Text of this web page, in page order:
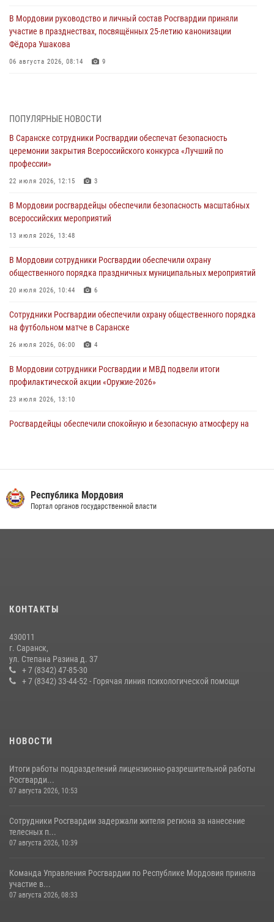
В Мордовии руководство и личный состав Росгвардии приняли
участие в празднествах, посвящённых 25-летию канонизации
Фёдора Ушакова
06 августа 2026, 08:14 9
06 августа 2026, 07:03
В Саранске по обращению жителей правоохранители отреагировали
незамедлительно
05 августа 2026, 15:04
подозреваемого в причинении телесных повреждений супруге
05 августа 2026, 12:34
проведения масштабного праздника в Темникове
05 августа 2026, 09:04 4
разрешительной работы передал очередную партию вооружения в
зону СВО
04 августа 2026, 11:13
ПОПУЛЯРНЫЕ НОВОСТИ
В Саранске сотрудники Росгвардии обеспечат безопасность
церемонии закрытия Всероссийского конкурса «Лучший по
профессии»
22 июля 2026, 12:15 3
В Мордовии росгвардейцы обеспечили безопасность масштабных
всероссийских мероприятий
13 июля 2026, 13:48
В Мордовии сотрудники Росгвардии обеспечили охрану
общественного порядка праздничных муниципальных мероприятий
20 июля 2026, 10:44 6
Сотрудники Росгвардии обеспечили охрану общественного порядка
на футбольном матче в Саранске
26 июля 2026, 06:00 4
В Мордовии сотрудники Росгвардии и МВД подвели итоги
профилактической акции «Оружие‑2026»
23 июля 2026, 13:10
Росгвардейцы обеспечили спокойную и безопасную атмосферу на
обеспечили безопасность на футбольных мероприятиях: от
регионального турнира до Суперкубка России
содействии сотрудников Росгвардии
Сотрудники Росгвардии обеспечили безопасность Всероссийского
конкурса профмастерства в Саранске
23 июля 2026, 11:54 4
Республика Мордовия
Портал органов государственной власти
КОНТАКТЫ
430011
г. Саранск,
ул. Степана Разина д. 37
+ 7 (8342) 47-85-30
+ 7 (8342) 33-44-52 - Горячая линия психологической помощи
НОВОСТИ
Итоги работы подразделений лицензионно-разрешительной работы
Росгварди...
07 августа 2026, 10:53
Сотрудники Росгвардии задержали жителя региона за нанесение
телесных п...
07 августа 2026, 10:39
Команда Управления Росгвардии по Республике Мордовия приняла
участие в...
07 августа 2026, 08:33